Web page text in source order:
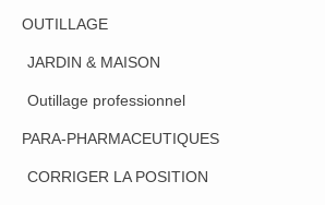
OUTILLAGE
JARDIN & MAISON
Outillage professionnel
PARA-PHARMACEUTIQUES
CORRIGER LA POSITION